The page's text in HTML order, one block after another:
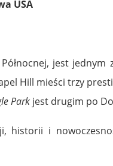
USA
jest jednym
Hill mieści trzy
Park jest drugim po
historii i